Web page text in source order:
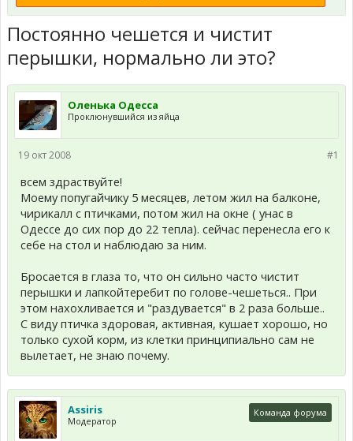
Постоянно чешется и чистит
перышки, нормально ли это?
Оленька Одесса
Проклюнувшийся из яйца
#1
19 окт 2008
всем здраствуйте!
Моему попугайчику 5 месяцев, летом жил на балконе,
чирикалл с птичками, потом жил на окне ( унас в
Одессе до сих пор до 22 тепла). сейчас перенесла его к
себе на стол и наблюдаю за ним.
Бросается в глаза то, что он сильно часто чистит
перышки и лапкойтеребит по голове-чешеться.. При
этом нахохливается и "раздувается" в 2 раза больше..
С виду птичка здоровая, активная, кушает хорошо, но
только сухой корм, из клетки принципиально сам не
вылетает, не знаю почему.
Assiris
Модератор
Команда форума